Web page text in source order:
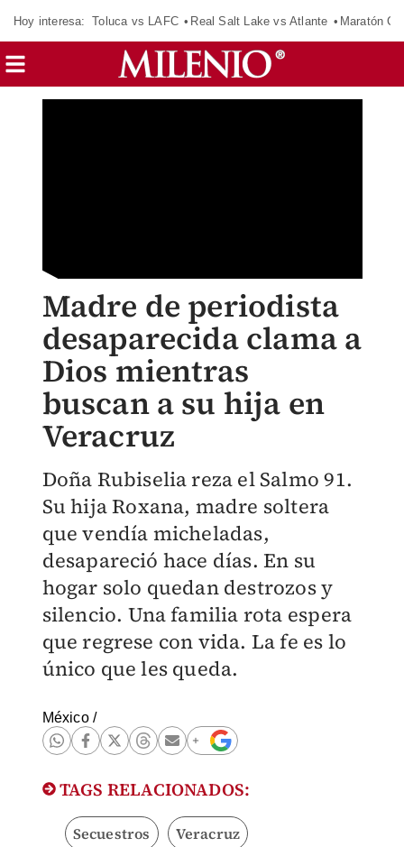
Hoy interesa: Toluca vs LAFC Real Salt Lake vs Atlante Maratón
Madre de periodista
desaparecida clama a
Dios mientras
buscan a su hija en
Veracruz
Doña Rubiselia reza el Salmo 91.
Su hija Roxana, madre soltera
que vendía micheladas,
desapareció hace días. En su
hogar solo quedan destrozos y
silencio. Una familia rota espera
que regrese con vida. La fe es lo
único que les queda.
México/
TAGS RELACIONADOS:
Secuestros Veracruz